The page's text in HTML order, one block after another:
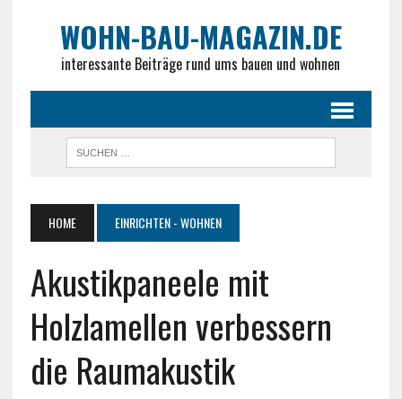
WOHN-BAU-MAGAZIN.DE
interessante Beiträge rund ums bauen und wohnen
HOME EINRICHTEN - WOHNEN
Akustikpaneele mit
Holzlamellen verbessern
die Raumakustik